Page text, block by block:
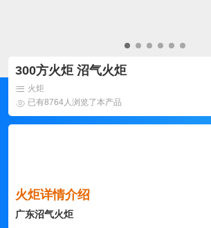
300方火炬 沼气火炬
火炬
已有8764人浏览了本产品
火炬详情介绍
广东沼气火炬